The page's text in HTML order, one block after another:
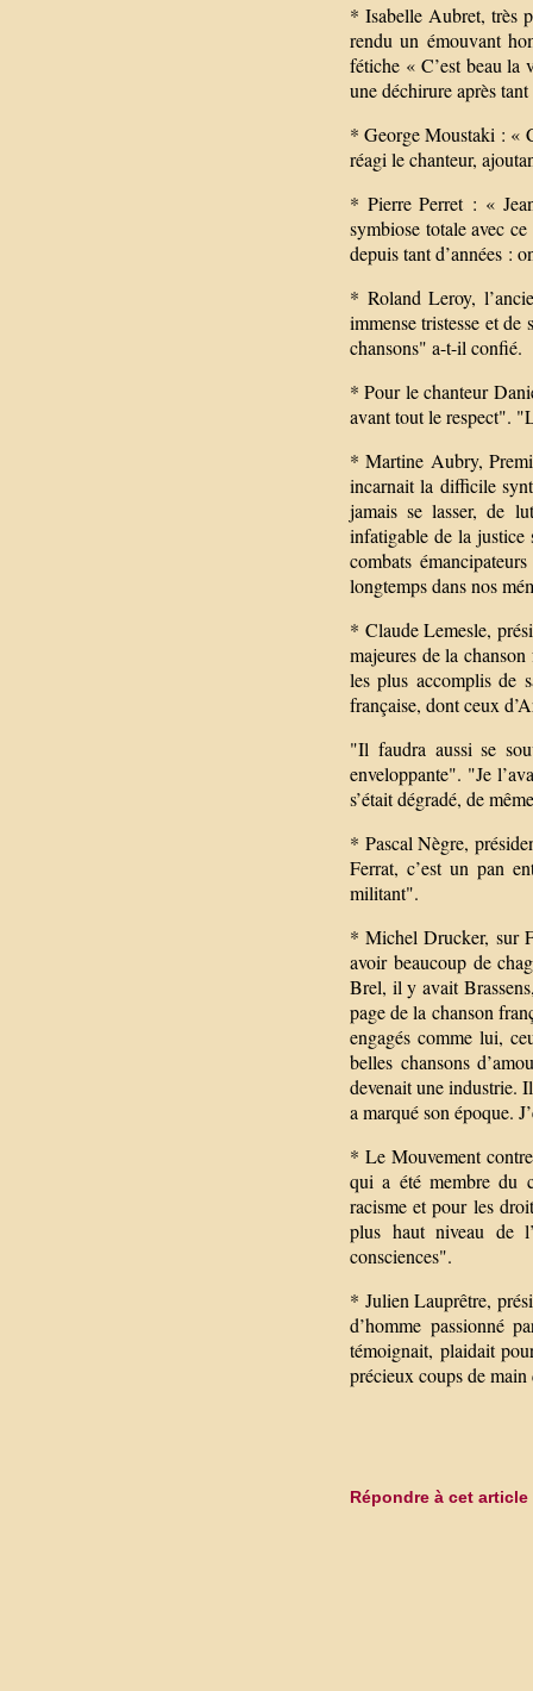
* Isabelle Aubret, très
rendu un émouvant
fétiche « C’est beau la
une déchirure après
* George Moustaki : «
réagi le chanteur,
* Pierre Perret : «
symbiose totale avec
depuis tant d’années :
* Roland Leroy,
immense tristesse et de
chansons" a-t-il confié.
* Pour le chanteur
avant tout le respect".
* Martine Aubry,
incarnait la difficile
jamais se lasser, de
infatigable de la justice
combats
longtemps dans nos
* Claude Lemesle,
majeures de la
les plus accomplis de
française, dont ceux
"Il faudra aussi se
enveloppante". "Je
s’était dégradé, de
* Pascal Nègre,
Ferrat, c’est un pan
militant".
* Michel Drucker, sur
avoir beaucoup de
Brel, il y avait
page de la chanson
engagés comme lui,
belles chansons
devenait une industrie.
a marqué son époque.
* Le Mouvement
qui a été membre du
racisme et pour les
plus haut niveau de
consciences".
* Julien Lauprêtre,
d’homme passionné
témoignait, plaidait
précieux coups de
Répondre à cet article